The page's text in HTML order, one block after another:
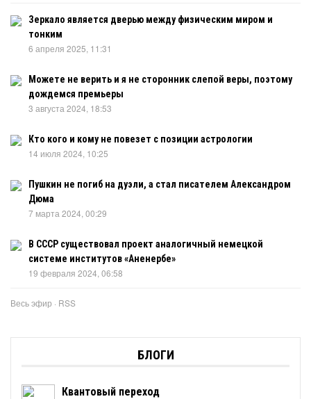
Зеркало является дверью между физическим миром и
тонким
6 апреля 2025, 11:31
Можете не верить и я не сторонник слепой веры, поэтому
дождемся премьеры
3 августа 2024, 18:53
Кто кого и кому не повезет с позиции астрологии
14 июля 2024, 10:25
Пушкин не погиб на дуэли, а стал писателем Александром
Дюма
7 марта 2024, 00:29
В СССР существовал проект аналогичный немецкой
системе институтов «Аненербе»
19 февраля 2024, 06:58
Весь эфир · RSS
БЛОГИ
Квантовый переход